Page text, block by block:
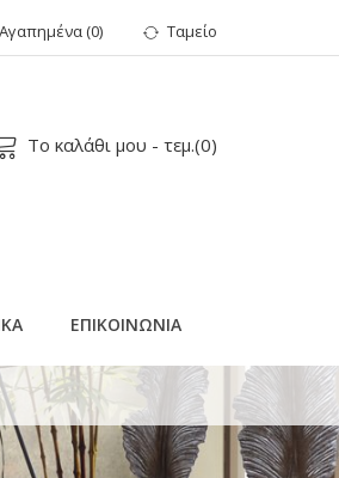
Αγαπημένα(0) Ταμείο
Το καλάθι μου - τεμ.(0)
ΕΠΙΚΟΙΝΩΝΙΑ